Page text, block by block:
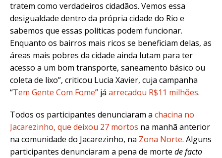
tratem como verdadeiros cidadãos. Vemos essa
desigualdade dentro da própria cidade do Rio e
sabemos que essas políticas podem funcionar.
Enquanto os bairros mais ricos se beneficiam delas, as
áreas mais pobres da cidade ainda lutam para ter
acesso a um bom transporte, saneamento básico ou
coleta de lixo”, criticou Lucia Xavier, cuja campanha
“Tem Gente Com Fome” já arrecadou R$11 milhões.
Todos os participantes denunciaram a chacina no
Jacarezinho, que deixou 27 mortos na manhã anterior
na comunidade do Jacarezinho, na Zona Norte. Alguns
participantes denunciaram a pena de morte de facto